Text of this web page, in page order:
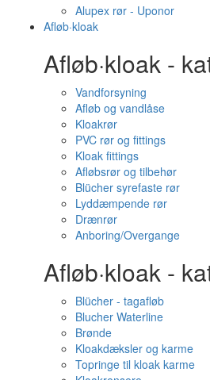
Alupex rør - Uponor
Afløb·kloak
Afløb·kloak -
Vandforsyning
Afløb og vandlåse
Kloakrør
PVC rør og fittings
Kloak fittings
Afløbsrør og tilbehør
Blücher syrefaste rør
Lyddæmpende rør
Drænrør
Anboring/Overgange
Afløb·kloak -
Blücher - tagafløb
Blucher Waterline
Brønde
Kloakdæksler og karme
Topringe til kloak karme